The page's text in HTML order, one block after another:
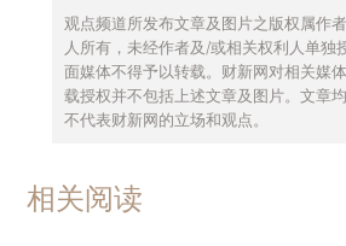
观点频道所发布文章及图片之版权属作
人所有，未经作者及/或相关权利人单独
面媒体不得予以转载。财新网对相关媒
载授权并不包括上述文章及图片。文章
不代表财新网的立场和观点。
相关阅读